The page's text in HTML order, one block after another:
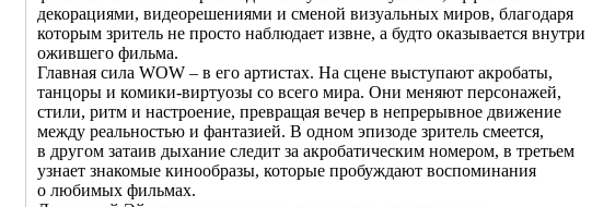
декорациями, видеорешениями и сменой визуальных миров, благодаря
которым зритель не просто наблюдает извне, а будто оказывается внутри
ожившего фильма.
Главная сила WOW – в его артистах. На сцене выступают акробаты,
танцоры и комики-виртуозы со всего мира. Они меняют персонажей,
стили, ритм и настроение, превращая вечер в непрерывное движение
между реальностью и фантазией. В одном эпизоде зритель смеется,
в другом затаив дыхание следит за акробатическим номером, в третьем
узнает знакомые кинообразы, которые пробуждают воспоминания
о любимых фильмах.